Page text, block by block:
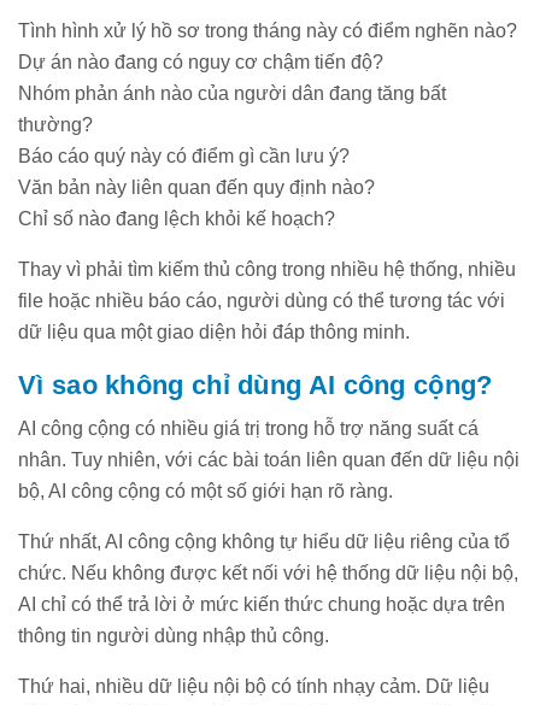
Tình hình xử lý hồ sơ trong tháng này có điểm nghẽn nào?
Dự án nào đang có nguy cơ chậm tiến độ?
Nhóm phản ánh nào của người dân đang tăng bất
thường?
Báo cáo quý này có điểm gì cần lưu ý?
Văn bản này liên quan đến quy định nào?
Chỉ số nào đang lệch khỏi kế hoạch?
Thay vì phải tìm kiếm thủ công trong nhiều hệ thống, nhiều
file hoặc nhiều báo cáo, người dùng có thể tương tác với
dữ liệu qua một giao diện hỏi đáp thông minh.
Vì sao không chỉ dùng AI công cộng?
AI công cộng có nhiều giá trị trong hỗ trợ năng suất cá
nhân. Tuy nhiên, với các bài toán liên quan đến dữ liệu nội
bộ, AI công cộng có một số giới hạn rõ ràng.
Thứ nhất, AI công cộng không tự hiểu dữ liệu riêng của tổ
chức. Nếu không được kết nối với hệ thống dữ liệu nội bộ,
AI chỉ có thể trả lời ở mức kiến thức chung hoặc dựa trên
thông tin người dùng nhập thủ công.
Thứ hai, nhiều dữ liệu nội bộ có tính nhạy cảm. Dữ liệu